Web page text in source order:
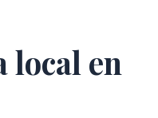
local en